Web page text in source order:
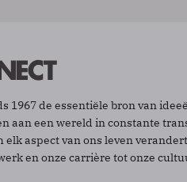
1967 de essentiële bron van
aan een wereld in constante
elk aspect van ons leven
en onze carrière tot onze